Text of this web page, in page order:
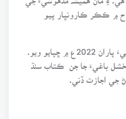
۾ ڪڪر ڪارونڀار پيو
ھي ڪتاب سنڌيڪا اڪيڊمي، ڪراچيءَ پاران 2022ع ۾ ڇپايو ويو.
باغيءَ جا جن ڪتاب سنڌ
جي اجازت ڏني.